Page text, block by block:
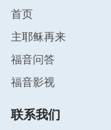
首页
主耶稣再来
福音问答
福音影视
联系我们